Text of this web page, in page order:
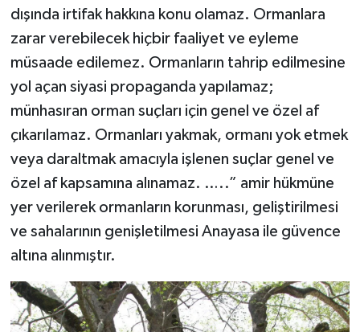
dışında irtifak hakkına konu olamaz. Ormanlara
zarar verebilecek hiçbir faaliyet ve eyleme
müsaade edilemez. Ormanların tahrip edilmesine
yol açan siyasi propaganda yapılamaz;
münhasıran orman suçları için genel ve özel af
çıkarılamaz. Ormanları yakmak, ormanı yok etmek
veya daraltmak amacıyla işlenen suçlar genel ve
özel af kapsamına alınamaz. …..” amir hükmüne
yer verilerek ormanların korunması, geliştirilmesi
ve sahalarının genişletilmesi Anayasa ile güvence
altına alınmıştır.